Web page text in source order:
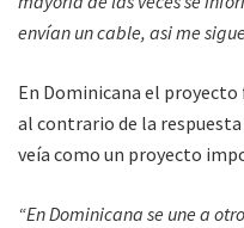
envían un cable, asi me
En Dominicana el
al contrario de la
veía como un proyecto
“En Dominicana se une a